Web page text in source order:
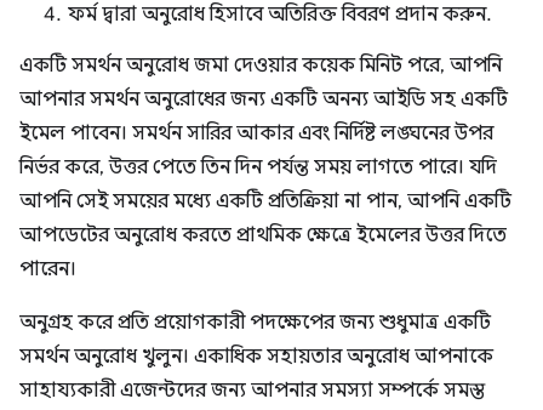
ফর্ম দ্বারা অনুরোধ হিসাবে অতিরিক্ত বিবরণ প্রদান করুন.
একটি সমর্থন অনুরোধ জমা দেওয়ার কয়েক মিনিট পরে, আপনি
আপনার সমর্থন অনুরোধের জন্য একটি অনন্য আইডি সহ একটি
ইমেল পাবেন। সমর্থন সারির আকার এবং নির্দিষ্ট লঙ্ঘনের উপর
নির্ভর করে, উত্তর পেতে তিন দিন পর্যন্ত সময় লাগতে পারে। যদি
আপনি সেই সময়ের মধ্যে একটি প্রতিক্রিয়া না পান, আপনি একটি
আপডেটের অনুরোধ করতে প্রাথমিক ক্ষেত্রে ইমেলের উত্তর দিতে
পারেন।
অনুগ্রহ করে প্রতি প্রয়োগকারী পদক্ষেপের জন্য শুধুমাত্র একটি
সমর্থন অনুরোধ খুলুন। একাধিক সহায়তার অনুরোধ আপনাকে
সাহায্যকারী এজেন্টদের জন্য আপনার সমস্যা সম্পর্কে সমস্ত